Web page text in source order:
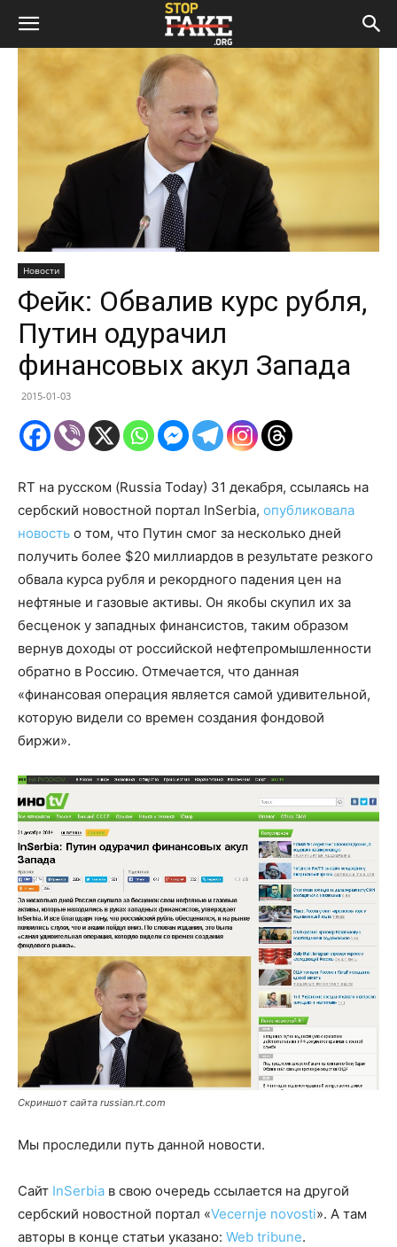
Новости
Фейк: Обвалив курс рубля,
Путин одурачил
финансовых акул Запада
2015-01-03
RT на русском (Russia Today) 31 декабря, ссылаясь на
сербский новостной портал InSerbia, опубликовала
новость о том, что Путин смог за несколько дней
получить более $20 миллиардов в результате резкого
обвала курса рубля и рекордного падения цен на
нефтяные и газовые активы. Он якобы скупил их за
бесценок у западных финансистов, таким образом
вернув доходы от российской нефтепромышленности
обратно в Россию. Отмечается, что данная
«финансовая операция является самой удивительной,
которую видели со времен создания фондовой
биржи».
Скриншот сайта russian.rt.com
Мы проследили путь данной новости.
Сайт InSerbia в свою очередь ссылается на другой
сербский новостной портал «Vecernje novosti». А там
авторы в конце статьи указано: Web tribune.